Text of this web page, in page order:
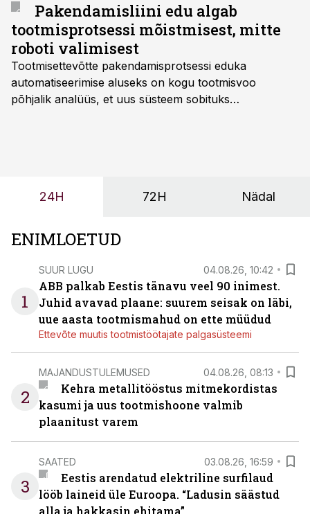
Pakendamisliini edu algab
tootmisprotsessi mõistmisest, mitte
roboti valimisest
Tootmisettevõtte pakendamisprotsessi eduka
automatiseerimise aluseks on kogu tootmisvoo
põhjalik analüüs, et uus süsteem sobituks
OÜ tegevjuht Sander Mitendorf.
24H 72H Nädal
ENIMLOETUD
1
SUUR LUGU 04.08.26, 10:42
ABB palkab Eestis tänavu veel 90 inimest.
Juhid avavad plaane: suurem seisak on läbi,
uue aasta tootmismahud on ette müüdud
Ettevõte muutis tootmistöötajate palgasüsteemi
2
MAJANDUSTULEMUSED 04.08.26, 08:13
Kehra metallitööstus mitmekordistas
kasumi ja uus tootmishoone valmib
plaanitust varem
3
SAATED 03.08.26, 16:59
Eestis arendatud elektriline surfilaud
lööb laineid üle Euroopa. “Ladusin säästud
alla ja hakkasin ehitama”